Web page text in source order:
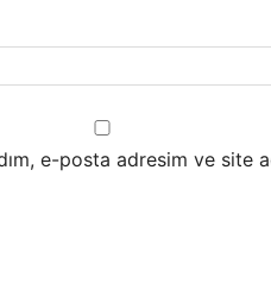
e-posta adresim ve site